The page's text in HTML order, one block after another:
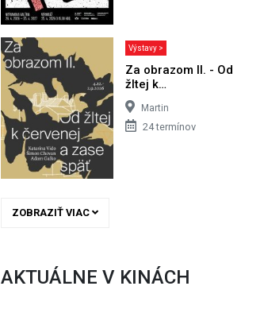
Výstavy >
Za obrazom II. - Od
žltej k…
Martin
24 termínov
ZOBRAZIŤ VIAC
AKTUÁLNE V KINÁCH